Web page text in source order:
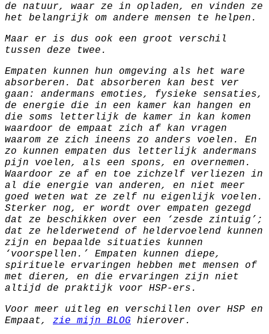
de natuur, waar ze in opladen, en vinden ze
het belangrijk om andere mensen te helpen.
Maar er is dus ook een groot verschil
tussen deze twee.
Empaten kunnen hun omgeving als het ware
absorberen. Dat absorberen kan best ver
gaan: andermans emoties, fysieke sensaties,
de energie die in een kamer kan hangen en
die soms letterlijk de kamer in kan komen
waardoor de empaat zich af kan vragen
waarom ze zich ineens zo anders voelen. En
zo kunnen empaten dus letterlijk andermans
pijn voelen, als een spons, en overnemen.
Waardoor ze af en toe zichzelf verliezen in
al die energie van anderen, en niet meer
goed weten wat ze zelf nu eigenlijk voelen.
Sterker nog, er wordt over empaten gezegd
dat ze beschikken over een ‘zesde zintuig’;
dat ze helderwetend of heldervoelend kunnen
zijn en bepaalde situaties kunnen
‘voorspellen.’ Empaten kunnen diepe,
spirituele ervaringen hebben met mensen of
met dieren, en die ervaringen zijn niet
altijd de praktijk voor HSP-ers.
Voor meer uitleg en verschillen over HSP en
Empaat, zie mijn BLOG hierover.